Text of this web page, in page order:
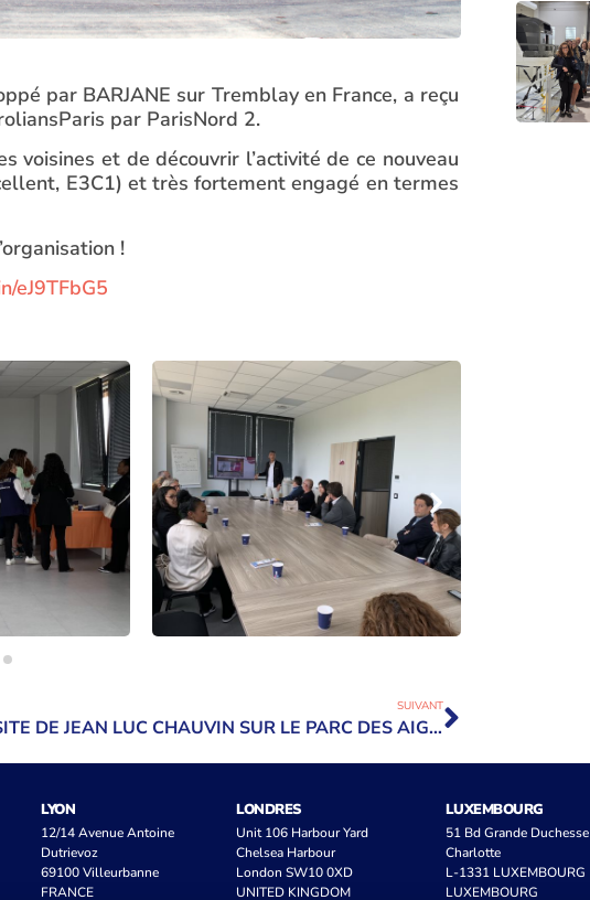
par BARJANE sur Tremblay en France, a reçu
par ParisNord 2.
voisines et de découvrir l’activité de ce nouveau
E3C1) et très fortement engagé en termes
!
eJ9TFbG5
SUIVANT
VISITE DE JEAN LUC CHAUVIN SUR LE PARC DES AIGUILLES
LYON
12/14 Avenue Antoine
Dutrievoz
69100 Villeurbanne
FRANCE
LONDRES
Unit 106 Harbour Yard
Chelsea Harbour
London SW10 0XD
UNITED KINGDOM
LUXEMBOURG
51 Bd Grande Duchesse
Charlotte
L-1331 LUXEMBOURG
LUXEMBOURG